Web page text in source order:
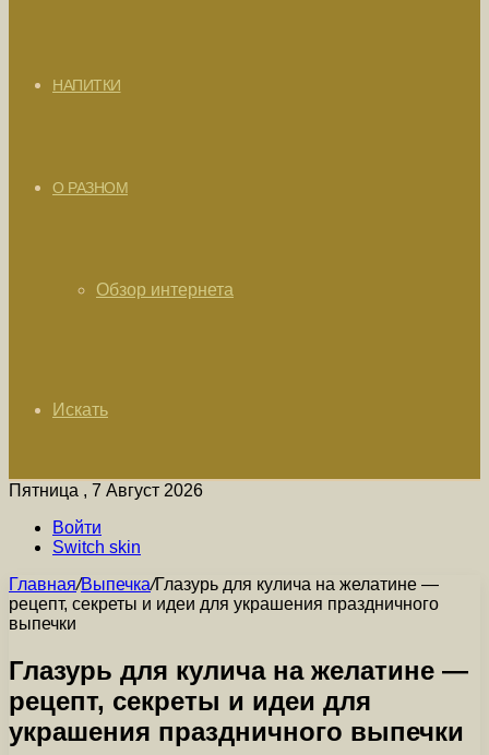
НАПИТКИ
О РАЗНОМ
Обзор интернета
Искать
Пятница , 7 Август 2026
Войти
Switch skin
Главная/Выпечка/Глазурь для кулича на желатине —
рецепт, секреты и идеи для украшения праздничного
выпечки
Глазурь для кулича на желатине —
рецепт, секреты и идеи для
украшения праздничного выпечки